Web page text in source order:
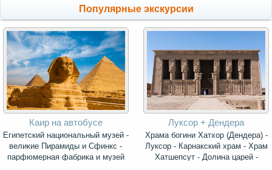
Популярные экскурсии
Каир на автобусе
Египетский национальный музей -
великие Пирамиды и Сфинкс -
парфюмерная фабрика и музей
Луксор + Дендера
Храма богини Хатхор (Дендера) -
Луксор - Карнакский храм - Храм
Хатшепсут - Долина царей -